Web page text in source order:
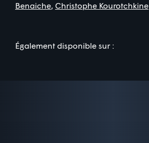
Benaiche, Christophe Kourotchkine
Également disponible sur :